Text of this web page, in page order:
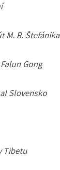
M. R. Štefánika
Falun Gong
Slovensko
Tibetu